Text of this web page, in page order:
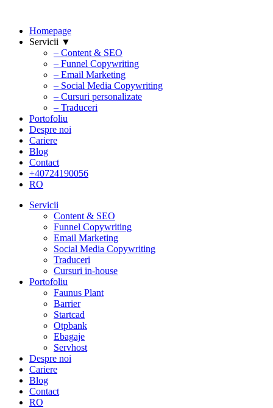
Homepage
Servicii ▼
– Content & SEO
– Funnel Copywriting
– Email Marketing
– Social Media Copywriting
– Cursuri personalizate
– Traduceri
Portofoliu
Despre noi
Cariere
Blog
Contact
+40724190056
RO
Servicii
Content & SEO
Funnel Copywriting
Email Marketing
Social Media Copywriting
Traduceri
Cursuri in-house
Portofoliu
Faunus Plant
Barrier
Startcad
Otpbank
Ebagaje
Servhost
Despre noi
Cariere
Blog
Contact
RO